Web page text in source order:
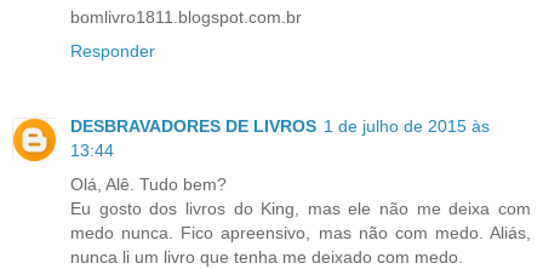
bomlivro1811.blogspot.com.br
Responder
DESBRAVADORES DE LIVROS 1 de julho de 2015 às
13:44
Olá, Alê. Tudo bem?
Eu gosto dos livros do King, mas ele não me deixa com
medo nunca. Fico apreensivo, mas não com medo. Aliás,
nunca li um livro que tenha me deixado com medo.